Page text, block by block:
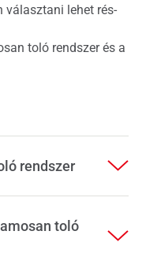
lehet rés-
toló rendszer és a
rendszer
toló